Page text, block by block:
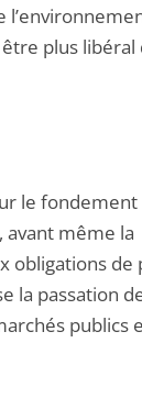
plus libéral
le fondement
avant même la
obligations de
la passation
publics